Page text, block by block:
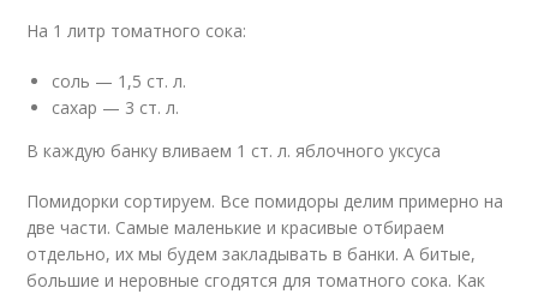
На 1 литр томатного сока:
соль — 1,5 ст. л.
сахар — 3 ст. л.
В каждую банку вливаем 1 ст. л. яблочного уксуса
Помидорки сортируем. Все помидоры делим примерно на
две части. Самые маленькие и красивые отбираем
отдельно, их мы будем закладывать в банки. А битые,
большие и неровные сгодятся для томатного сока. Как